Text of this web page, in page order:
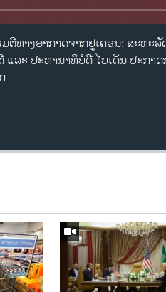
ທາງອາກາດຈາກຢູເຄຣນ; ສະຫະ
ລະ ປະທານາທິບໍດີ ໄບເດັນ ປະກາ